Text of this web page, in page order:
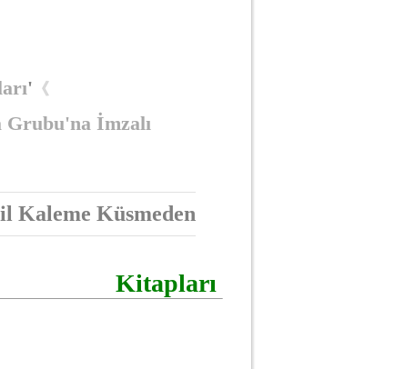
' 《
İmzalı
Kaleme Küsmeden
Kitapları